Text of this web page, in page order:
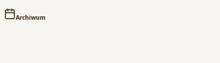
Archiwum